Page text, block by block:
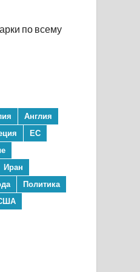
по всему
Англия
ЕС
Иран
Политика